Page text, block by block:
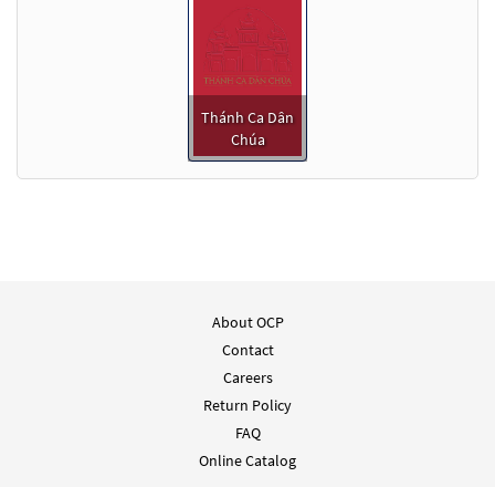
Thánh Ca Dân
Chúa
About OCP
Contact
Careers
Return Policy
FAQ
Online Catalog